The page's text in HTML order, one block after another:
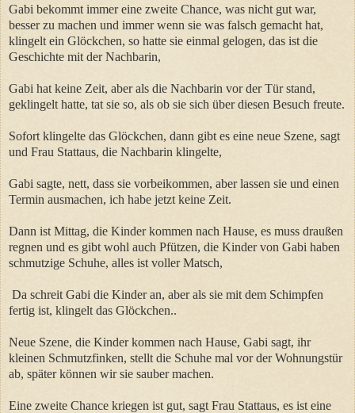
Gabi bekommt immer eine zweite Chance, was nicht gut war,
besser zu machen und immer wenn sie was falsch gemacht hat,
klingelt ein Glöckchen, so hatte sie einmal gelogen, das ist die
Geschichte mit der Nachbarin,
Gabi hat keine Zeit, aber als die Nachbarin vor der Tür stand,
geklingelt hatte, tat sie so, als ob sie sich über diesen Besuch freute.
Sofort klingelte das Glöckchen, dann gibt es eine neue Szene, sagt
und Frau Stattaus, die Nachbarin klingelte,
Gabi sagte, nett, dass sie vorbeikommen, aber lassen sie und einen
Termin ausmachen, ich habe jetzt keine Zeit.
Dann ist Mittag, die Kinder kommen nach Hause, es muss draußen
regnen und es gibt wohl auch Pfützen, die Kinder von Gabi haben
schmutzige Schuhe, alles ist voller Matsch,
Da schreit Gabi die Kinder an, aber als sie mit dem Schimpfen
fertig ist, klingelt das Glöckchen..
Neue Szene, die Kinder kommen nach Hause, Gabi sagt, ihr
kleinen Schmutzfinken, stellt die Schuhe mal vor der Wohnungstür
ab, später können wir sie sauber machen.
Eine zweite Chance kriegen ist gut, sagt Frau Stattaus, es ist eine